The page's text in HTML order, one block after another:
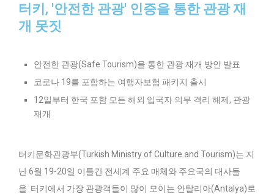
터키, '안전한 관광' 인증을 통한 관광 재
개 못짓
안전한 관광(Safe Tourism)을 통한 관광 재개 방안 발표
코로나 19를 포함하는 여행자보험 패키지 출시
12일부터 한국 포함 모든 해외 입국자 의무 격리 해제, 관광
재개
터키문화관광부(Turkish Ministry of Culture and Tourism)는 지
난 6월 19-20일 이틀간 전세계 주요 매체와 주요국의 대사들
을 터키에서 가장 관광객들이 많이 모이는 안탈리아(Antalya)로